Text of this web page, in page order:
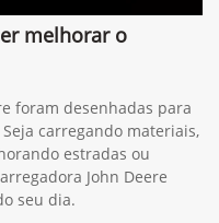
melhorar o
foram desenhadas para
carregando materiais,
estradas ou
John Deere
seu dia.